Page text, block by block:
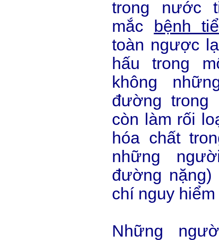
trong nước
mắc
bệnh
toàn ngược
hấu trong
không
đường trong
còn làm rối
hóa chất
những
đường nặng)
chí nguy
Những